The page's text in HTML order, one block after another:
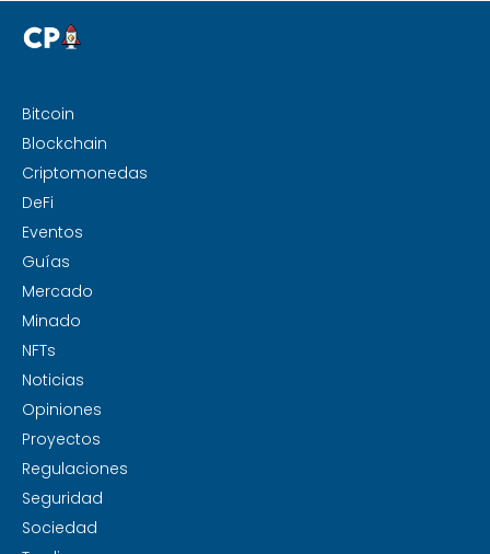
Bitcoin
Blockchain
Criptomonedas
DeFi
Eventos
Guías
Mercado
Minado
NFTs
Noticias
Opiniones
Proyectos
Regulaciones
Seguridad
Sociedad